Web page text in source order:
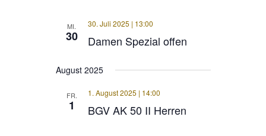
MI.
30 Damen Spezial offen
30. Juli 2025 | 13:00
August 2025
FR.
1 BGV AK 50 II Herren
1. August 2025 | 14:00